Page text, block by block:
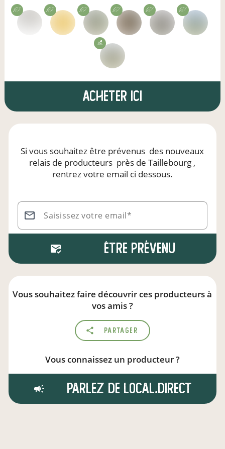
Acheter ici
Si vous souhaitez être prévenus des nouveaux
relais de producteurs près de Taillebourg ,
rentrez votre email ci dessous.
Saisissez votre email*
Être prévenu
Vous souhaitez faire découvrir ces producteurs à
vos amis ?
Partager
Vous connaissez un producteur ?
Parlez de local.direct